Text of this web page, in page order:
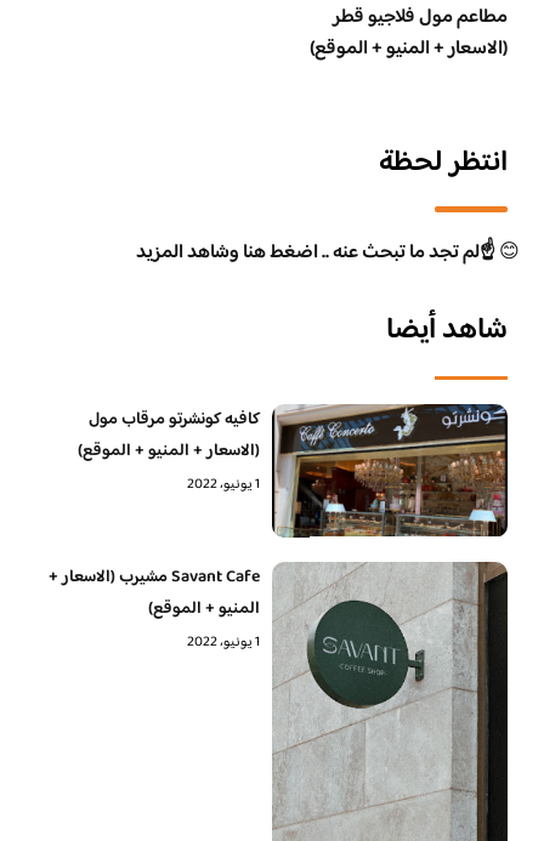
مطاعم مول فلاجيو قطر
(الاسعار + المنيو + الموقع)
انتظر لحظة
😊☝️لم تجد ما تبحث عنه .. اضغط هنا وشاهد المزيد
شاهد أيضا
كافيه كونشرتو مرقاب مول
(الاسعار + المنيو + الموقع)
1 يونيو، 2022
Savant Cafe مشيرب (الاسعار +
المنيو + الموقع)
1 يونيو، 2022